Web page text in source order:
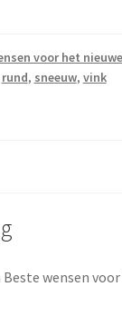
voor het
rund, sneeuw, vink
wensen